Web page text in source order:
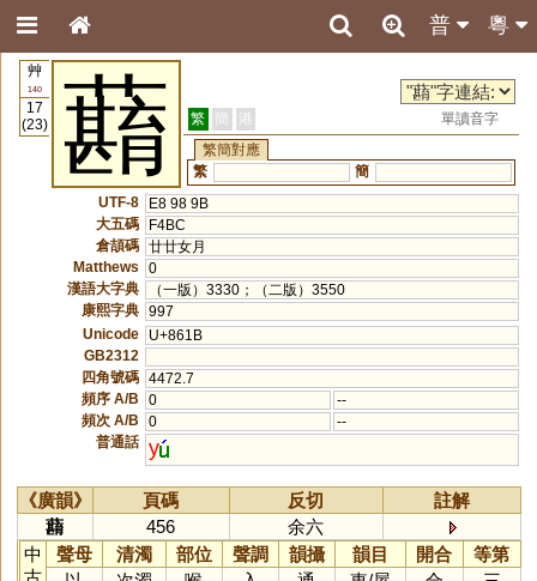
粵
普
艸
140
17
(23)
蘛 繁 簡 港
單讀音字
繁簡對應
繁
簡
UTF-8
E8 98 9B
大五碼
F4BC
倉頡碼 廿廿女月
Matthews
0
漢語大字典
（一版）3330；（二版）3550
康熙字典 997
Unicode
U+861B
GB2312
四角號碼 4472.7
頻序 A/B
0
--
頻次 A/B
0
--
普通話 y
《廣韻》 頁碼 反切
註解
蘛
456
余六
中
古
聲母 清濁 部位 聲調 韻攝 韻目 開合
等第